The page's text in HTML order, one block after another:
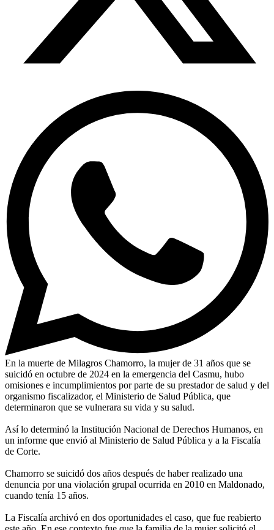
En la muerte de Milagros Chamorro, la mujer de 31 años que se
suicidó en octubre de 2024 en la emergencia del Casmu, hubo
omisiones e incumplimientos por parte de su prestador de salud y del
organismo fiscalizador, el Ministerio de Salud Pública, que
determinaron que se vulnerara su vida y su salud.
Así lo determinó la Institución Nacional de Derechos Humanos, en
un informe que envió al Ministerio de Salud Pública y a la Fiscalía
de Corte.
Chamorro se suicidó dos años después de haber realizado una
denuncia por una violación grupal ocurrida en 2010 en Maldonado,
cuando tenía 15 años.
La Fiscalía archivó en dos oportunidades el caso, que fue reabierto